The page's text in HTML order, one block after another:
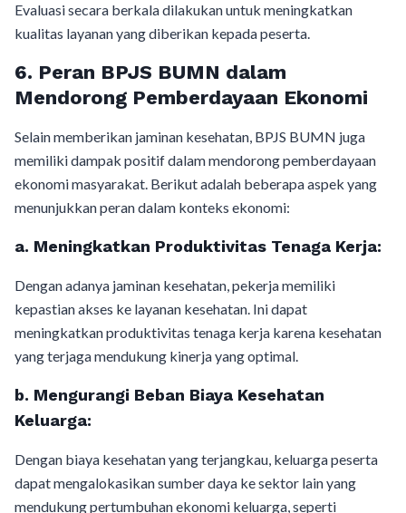
Evaluasi secara berkala dilakukan untuk meningkatkan
kualitas layanan yang diberikan kepada peserta.
6. Peran BPJS BUMN dalam
Mendorong Pemberdayaan Ekonomi
Selain memberikan jaminan kesehatan, BPJS BUMN juga
memiliki dampak positif dalam mendorong pemberdayaan
ekonomi masyarakat. Berikut adalah beberapa aspek yang
menunjukkan peran dalam konteks ekonomi:
a. Meningkatkan Produktivitas Tenaga Kerja:
Dengan adanya jaminan kesehatan, pekerja memiliki
kepastian akses ke layanan kesehatan. Ini dapat
meningkatkan produktivitas tenaga kerja karena kesehatan
yang terjaga mendukung kinerja yang optimal.
b. Mengurangi Beban Biaya Kesehatan
Keluarga:
Dengan biaya kesehatan yang terjangkau, keluarga peserta
dapat mengalokasikan sumber daya ke sektor lain yang
mendukung pertumbuhan ekonomi keluarga, seperti